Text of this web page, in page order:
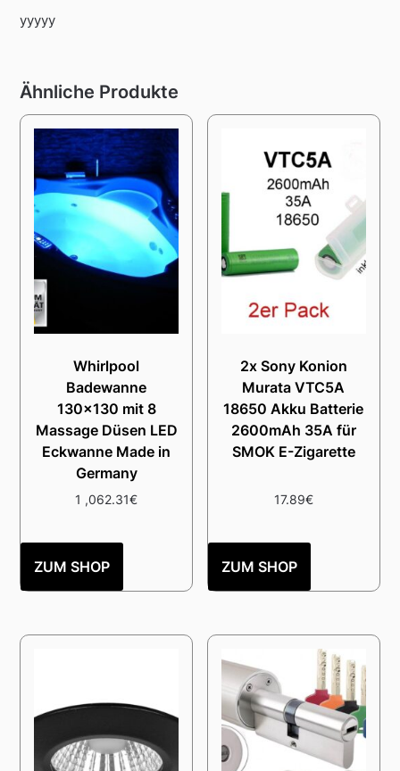
yyyyy
Ähnliche Produkte
Whirlpool
Badewanne
130×130 mit 8
Massage Düsen LED
Eckwanne Made in
Germany
1 ,062.31€
ZUM SHOP
2x Sony Konion
Murata VTC5A
18650 Akku Batterie
2600mAh 35A für
SMOK E-Zigarette
17.89€
ZUM SHOP